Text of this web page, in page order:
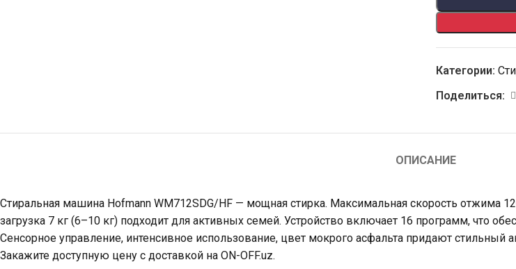
Категории:
Поделиться:
ОПИСАНИЕ
Стиральная машина Hofmann WM712SDG/HF — мощная стирка. Максимальная скорость отжима
загрузка 7 кг (6–10 кг) подходит для активных семей. Устройство включает 16 программ, что
Сенсорное управление, интенсивное использование, цвет мокрого асфальта придают стильный
Закажите доступную цену с доставкой на ON-OFF.uz.